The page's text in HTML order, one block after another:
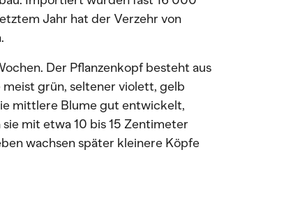
Jahr hat der Verzehr von
Der Pflanzenkopf besteht aus
grün, seltener violett, gelb
mittlere Blume gut entwickelt,
mit etwa 10 bis 15 Zentimeter
wachsen später kleinere Köpfe